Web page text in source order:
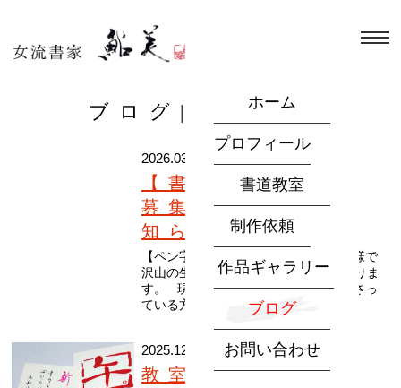
ホーム
プロフィール
書道教室
制作依頼
作品ギャラリー
ブログ
お問い合わせ
ブログ|書道教室
2026.03.18
【書道教室】新規
募集一時停止のお
知らせ
【ペン字・書道教室 墨の華】 お陰様で
沢山の生徒さんにお越しいただいておりま
す。 現在、満席で空席をお待ちくださっ
ている方が多数...
2025.12.25
教室で恒例の年賀